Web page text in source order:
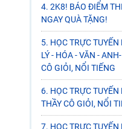
4. 2K8! BÁO ĐIỂM
NGAY QUÀ TẶNG!
5. HỌC TRỰC
LÝ - HÓA - VĂN -
CÔ GIỎI, NỔI TIẾNG
6. HỌC TRỰC
THẦY CÔ GIỎI, NỔI
7. HỌC TRỰC